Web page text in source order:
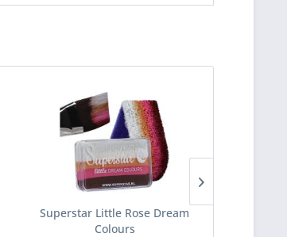
Superstar Little Rose Dream
Colours